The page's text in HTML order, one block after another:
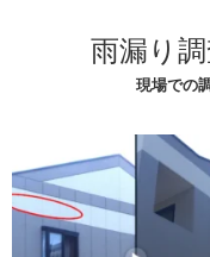
雨漏り
現場での